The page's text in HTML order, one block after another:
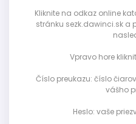
Kliknite na odkaz online
stránku sezk.dawinci.sk a
Vpravo hore
Číslo preukazu: číslo
vášho
Heslo: vaše